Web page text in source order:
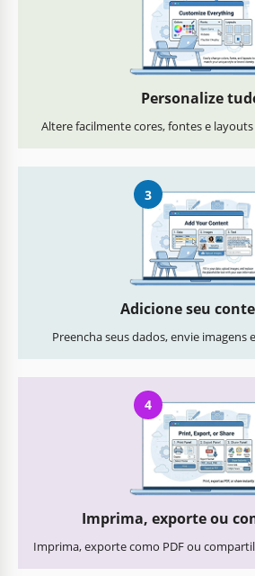
Personalize
Altere facilmente cores, fontes e
3
Adicione seu
Preencha seus dados, envie imagens
4
Imprima, exporte ou
Imprima, exporte como PDF ou